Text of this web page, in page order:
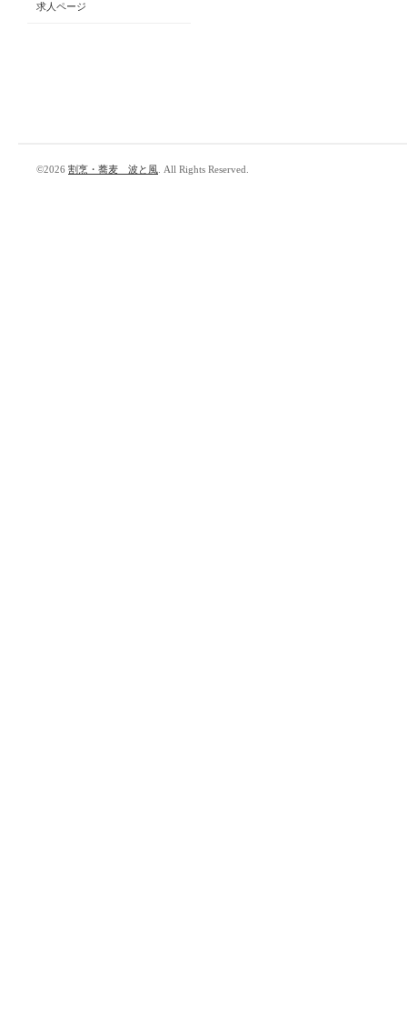
求人ページ
©2026 割烹・蕎麦 波と風 . All Rights Reserved.